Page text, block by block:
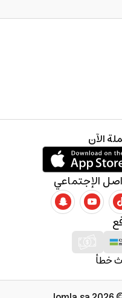
خطأ
الإجتماعي
الآن